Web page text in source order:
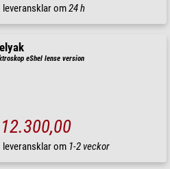
leveransklar om24 h
eShel lense version
leveransklar om 1-2 veckor